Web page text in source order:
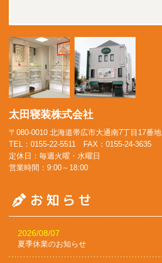
太田寝装株式会社
〒080-0010 北海道帯広市大通南7丁目17番地
TEL：0155-22-5511 FAX：0155-24-3635
定休日：毎週火曜・水曜日
営業時間：9:00～18:00
2026/08/07
夏季休業のお知らせ